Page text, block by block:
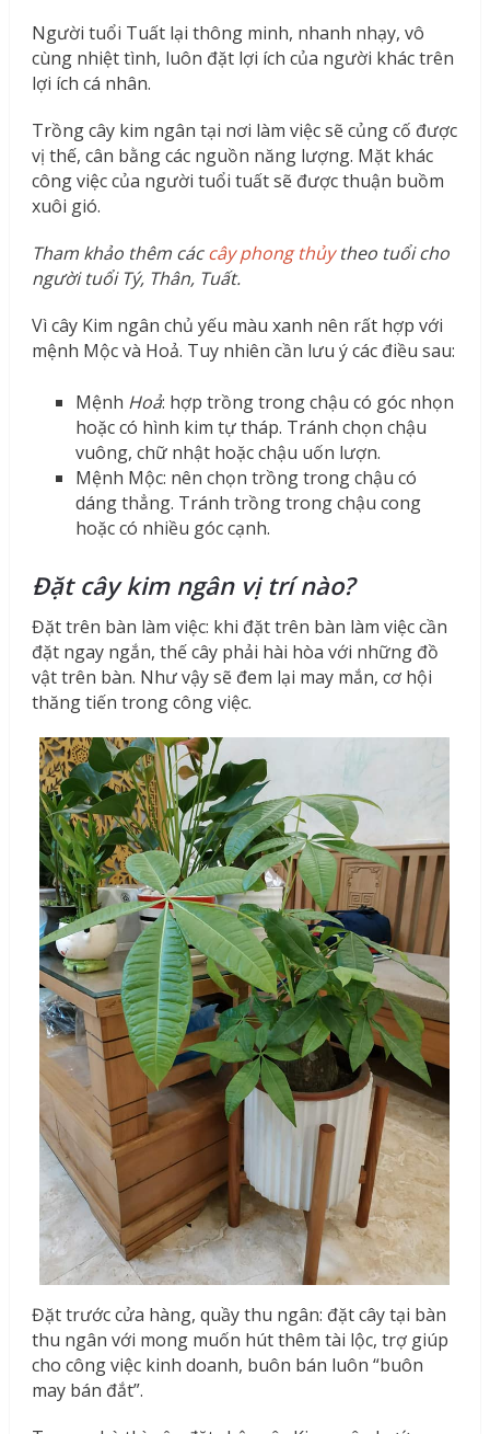
Người tuổi Tuất lại thông minh, nhanh nhạy, vô
cùng nhiệt tình, luôn đặt lợi ích của người khác trên
lợi ích cá nhân.
Trồng cây kim ngân tại nơi làm việc sẽ củng cố được
vị thế, cân bằng các nguồn năng lượng. Mặt khác
công việc của người tuổi tuất sẽ được thuận buồm
xuôi gió.
Tham khảo thêm cáccây phong thủytheo tuổi cho
người tuổi Tý, Thân, Tuất.
Vì cây Kim ngân chủ yếu màu xanh nên rất hợp với
mệnh Mộc và Hoả. Tuy nhiên cần lưu ý các điều sau:
Mệnh Hoả: hợp trồng trong chậu có góc nhọn
hoặc có hình kim tự tháp. Tránh chọn chậu
vuông, chữ nhật hoặc chậu uốn lượn.
Mệnh Mộc: nên chọn trồng trong chậu có
dáng thẳng. Tránh trồng trong chậu cong
hoặc có nhiều góc cạnh.
Đặt cây kim ngân vị trí nào?
Đặt trên bàn làm việc: khi đặt trên bàn làm việc cần
đặt ngay ngắn, thế cây phải hài hòa với những đồ
vật trên bàn. Như vậy sẽ đem lại may mắn, cơ hội
thăng tiến trong công việc.
Đặt trước cửa hàng, quầy thu ngân: đặt cây tại bàn
thu ngân với mong muốn hút thêm tài lộc, trợ giúp
cho công việc kinh doanh, buôn bán luôn “buôn
may bán đắt”.